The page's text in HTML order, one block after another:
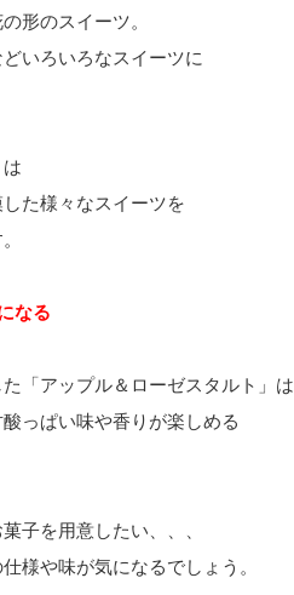
形のスイーツ。
いろいろなスイーツに
は
た様々なスイーツを
なる
「アップル＆ローゼスタルト」は
っぱい味や香りが楽しめる
子を用意したい、、、
様や味が気になるでしょう。